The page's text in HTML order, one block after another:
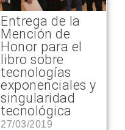
Entrega de la
Mención de
Honor para el
libro sobre
tecnologías
exponenciales y
singularidad
tecnológica
27/03/2019